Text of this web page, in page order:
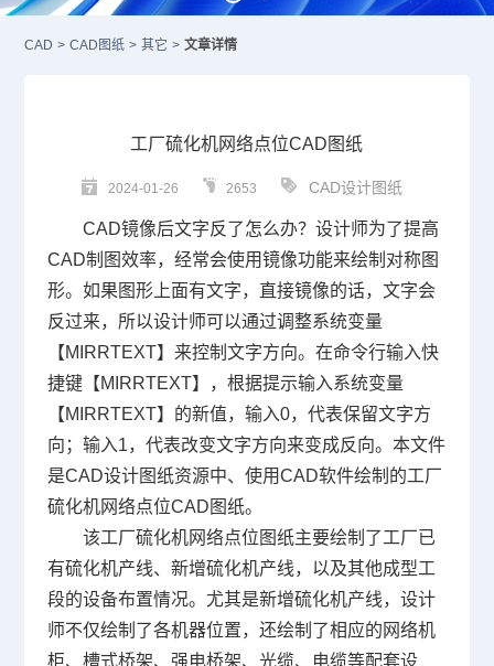
CAD > CAD图纸 > 其它 > 文章详情
工厂硫化机网络点位CAD图纸
2024-01-26 2653 CAD设计图纸
CAD镜像后文字反了怎么办？设计师为了提高
CAD制图效率，经常会使用镜像功能来绘制对称图
形。如果图形上面有文字，直接镜像的话，文字会
反过来，所以设计师可以通过调整系统变量
【MIRRTEXT】来控制文字方向。在命令行输入快
捷键【MIRRTEXT】，根据提示输入系统变量
【MIRRTEXT】的新值，输入0，代表保留文字方
向；输入1，代表改变文字方向来变成反向。本文件
是CAD设计图纸资源中、使用CAD软件绘制的工厂
硫化机网络点位CAD图纸。
该工厂硫化机网络点位图纸主要绘制了工厂已
有硫化机产线、新增硫化机产线，以及其他成型工
段的设备布置情况。尤其是新增硫化机产线，设计
师不仅绘制了各机器位置，还绘制了相应的网络机
柜、槽式桥架、强电桥架、光缆、电缆等配套设